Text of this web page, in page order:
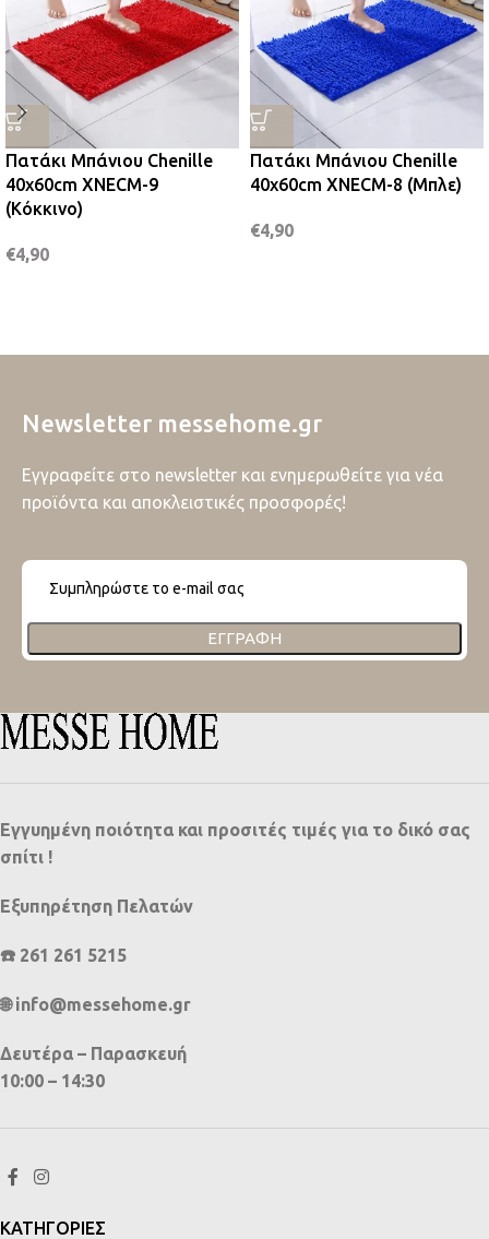
Πατάκι Μπάνιου Chenille
40x60cm XNECM-9
(Κόκκινο)
€4,90
Πατάκι Μπάνιου Chenille
40x60cm XNECM-8 (Μπλε)
€4,90
Newsletter messehome.gr
Εγγραφείτε στο newsletter και ενημερωθείτε για νέα
προϊόντα και αποκλειστικές προσφορές!
ΕΓΓΡΑΦΉ
Εγγυημένη ποιότητα και προσιτές τιμές για το δικό σας
σπίτι !
Εξυπηρέτηση Πελατών
☎️ 261 261 5215
🌐 info@messehome.gr
Δευτέρα – Παρασκευή
10:00 – 14:30
ΚΑΤΗΓΟΡΙΕΣ